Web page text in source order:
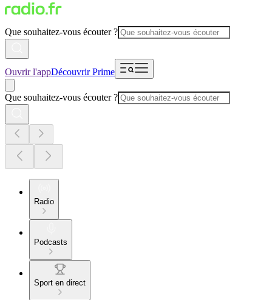
Que souhaitez-vous écouter ?
Ouvrir l'appDécouvrir Prime
Que souhaitez-vous écouter ?
Radio
Podcasts
Sport en direct